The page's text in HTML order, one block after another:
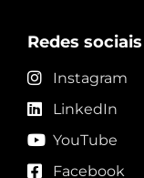
Redes sociais
Instagram
LinkedIn
YouTube
Facebook